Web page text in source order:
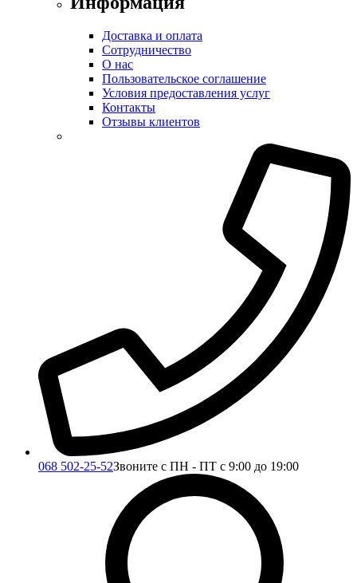
Доставка и оплата
Сотрудничество
О нас
Пользовательское соглашение
Условия предоставления услуг
Контакты
Отзывы клиентов
068 502-25-52Звоните с ПН - ПТ с 9:00 до 19:00